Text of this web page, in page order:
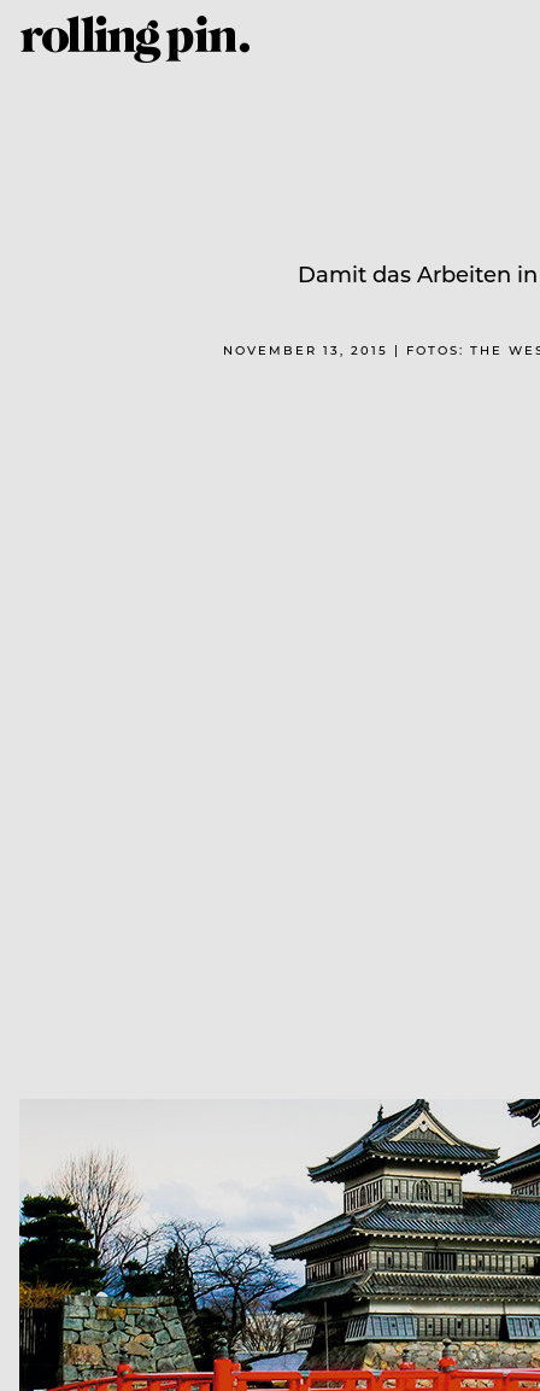
Damit das Arbeiten
NOVEMBER 13, 2015 | FOTOS: THE